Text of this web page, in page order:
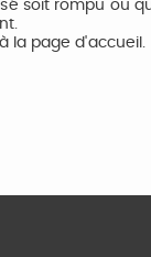
soit rompu ou
la page d'accueil.